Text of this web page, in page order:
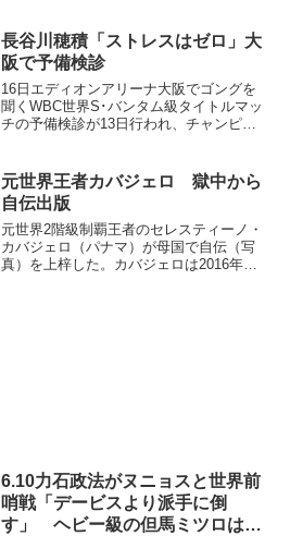
ジョシュア・ロバートソン（米＝29、5勝
1KO4敗）と6...
長谷川穂積「ストレスはゼロ」大
阪で予備検診
16日エディオンアリーナ大阪でゴングを
聞くWBC世界S･バンタム級タイトルマッ
チの予備検診が13日行われ、チャンピオ
阪でそれぞれ検診を受けた。 今回が16
度目の世界...
元世界王者カバジェロ 獄中から
自伝出版
元世界2階級制覇王者のセレスティーノ・
カバジェロ（パナマ）が母国で自伝（写
真）を上梓した。カバジェロは2016年に
6.10力石政法がヌニョスと世界前
哨戦「デービスより派手に倒
す」 ヘビー級の但馬ミツロは6